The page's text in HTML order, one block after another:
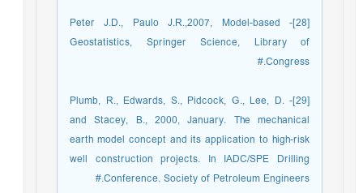
[28]- Peter J.D., Paulo J.R.,2007, Model-based
Geostatistics, Springer Science, Library of
Congress.#
[29]- Plumb, R., Edwards, S., Pidcock, G., Lee, D.
and Stacey, B., 2000, January. The mechanical
earth model concept and its application to high-risk
well construction projects. In IADC/SPE Drilling
Conference. Society of Petroleum Engineers.#